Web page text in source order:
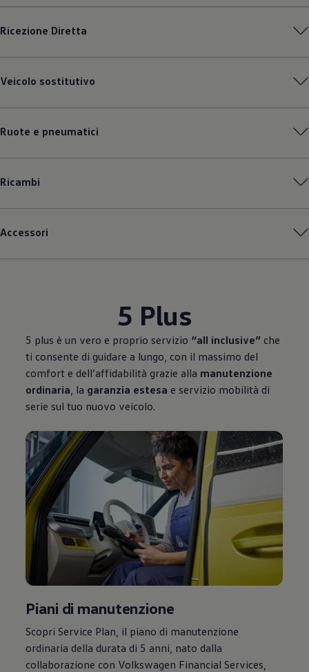
Ricezione Diretta
Veicolo sostitutivo
Ruote e pneumatici
Ricambi
Accessori
5 Plus
5 plus è un vero e proprio servizio “all inclusive” che
ti consente di guidare a lungo, con il massimo del
comfort e dell’affidabilità grazie alla manutenzione
ordinaria , la garanzia estesa e servizio mobilità di
serie sul tuo nuovo veicolo.
Piani di manutenzione
Scopri Service Plan, il piano di manutenzione
ordinaria della durata di 5 anni, nato dalla
collaborazione con Volkswagen Financial Services,